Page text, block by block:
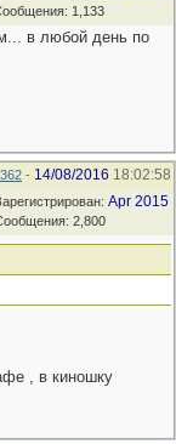
1,133
в любой день по
- 14/08/2016 18:02:58
Apr 2015
2,800
, в киношку